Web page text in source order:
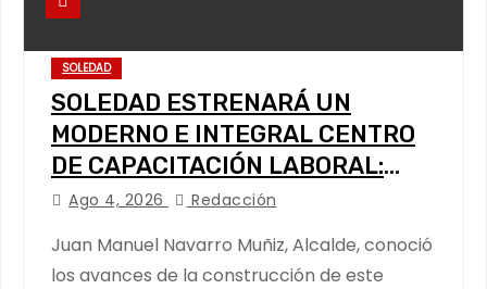
SOLEDAD
SOLEDAD ESTRENARÁ UN
MODERNO E INTEGRAL CENTRO
DE CAPACITACIÓN LABORAL:
ALCALDE
Ago 4, 2026 Redacción
Juan Manuel Navarro Muñiz, Alcalde, conoció
los avances de la construcción de este